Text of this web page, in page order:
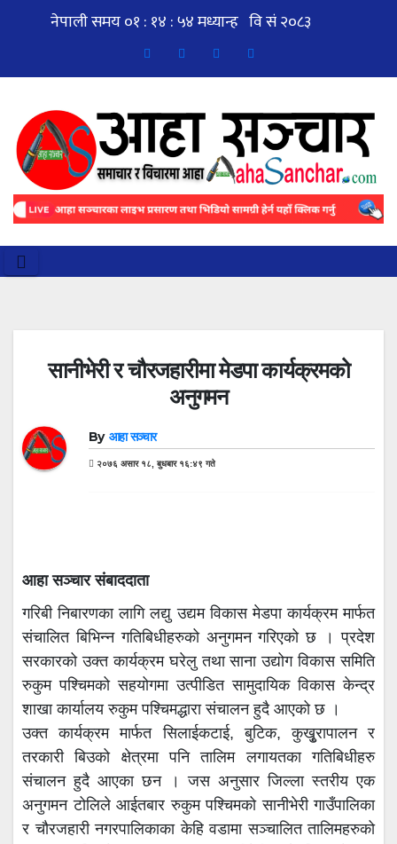
सानीभेरी र चौरजहारीमा मेडपा कार्यक्रमको
अनुगमन
By आहा सञ्चार
२०७६ असार १८, बुधबार १६:४९ गते
आहा सञ्चार संबाददाता
गरिबी निबारणका लागि लद्यु उद्यम विकास मेडपा कार्यक्रम मार्फत
संचालित बिभिन्न गतिबिधीहरुको अनुगमन गरिएको छ । प्रदेश
सरकारको उक्त कार्यक्रम घरेलु तथा साना उद्योग विकास समिति
रुकुम पश्चिमको सहयोगमा उत्पीडित सामुदायिक विकास केन्द्र
शाखा कार्यालय रुकुम पश्चिमद्धारा संचालन हुदै आएको छ ।
उक्त कार्यक्रम मार्फत सिलाईकटाई, बुटिक, कुखुृरापालन र
तरकारी बिउको क्षेत्रमा पनि तालिम लगायतका गतिबिधीहरु
संचालन हुदै आएका छन । जस अनुसार जिल्ला स्तरीय एक
अनुगमन टोलिले आईतबार रुकुम पश्चिमको सानीभेरी गाउँपालिका
र चौरजहारी नगरपालिकाका केहि वडामा सञ्चालित तालिमहरुको